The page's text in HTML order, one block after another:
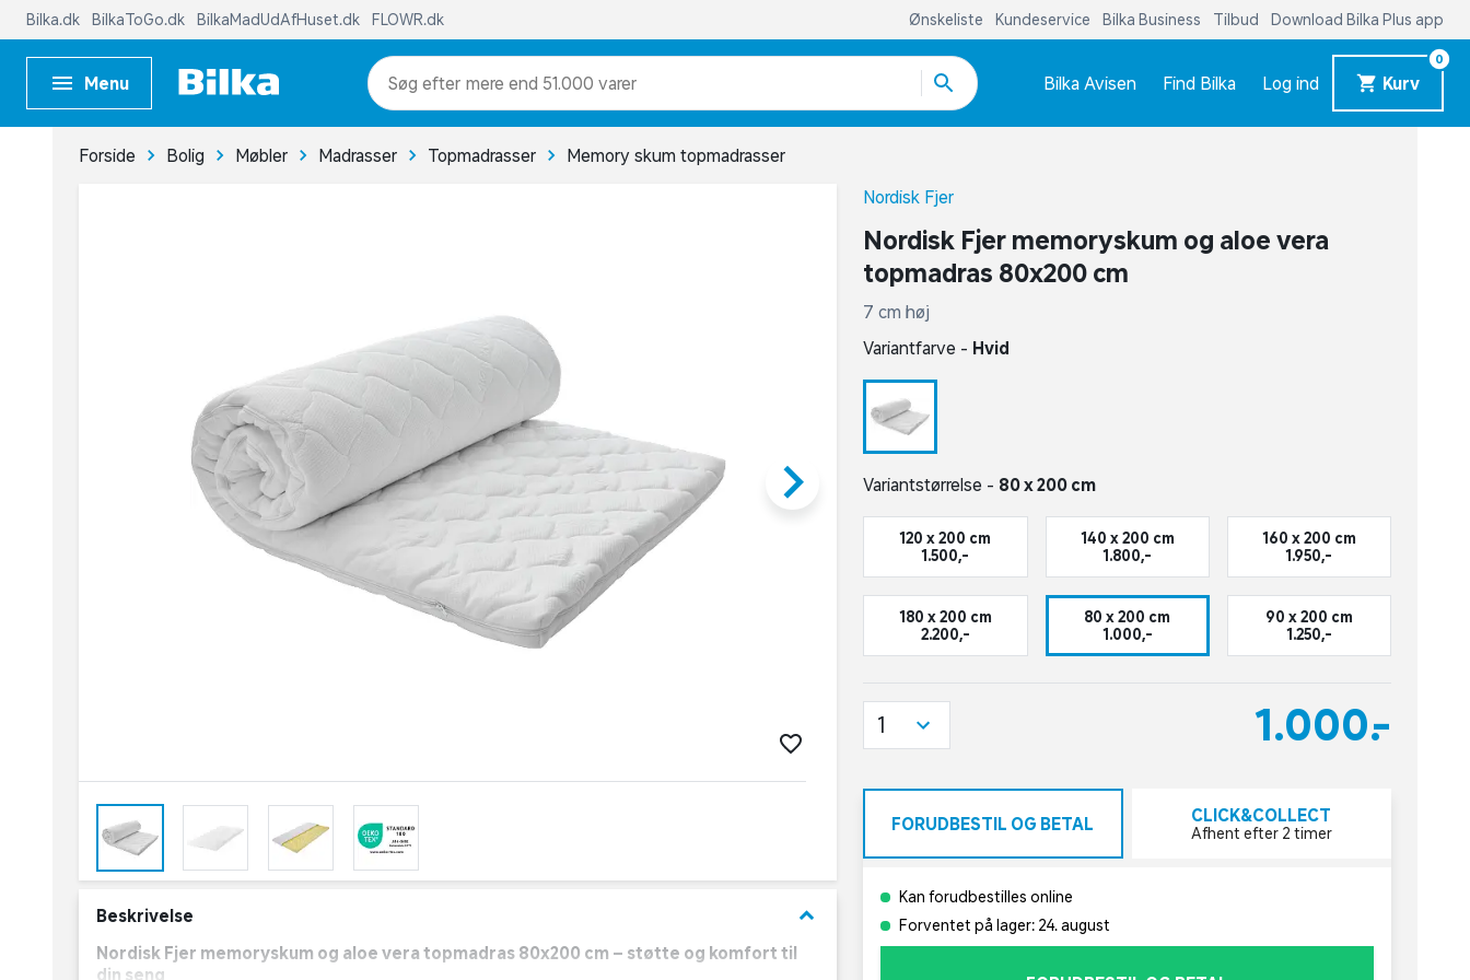
Bilka.dk BilkaToGo.dk BilkaMadUdAfHuset.dk FLOWR.dk Ønskeliste Kundeservice Bilka Business Tilbud Download Bilka Plus app
Menu mere end 51.000 varer Bilka Avisen Find Bilka Log ind Kurv
0
Forside Bolig Møbler Madrasser Topmadrasser Memory skum topmadrasser
keyboard_arrow_right
Beskrivelse keyboard_arrow_down
Nordisk Fjer memoryskum og aloe vera topmadras 80x200 cm – støtte og komfort til
din seng
Nordisk Fjer
Nordisk Fjer memoryskum og aloe vera
topmadras 80x200 cm
7 cm høj
Variantfarve - Hvid
Variantstørrelse - 80 x 200 cm
120 x 200 cm
1.500,-
140 x 200 cm
1.800,-
160 x 200 cm
1.950,-
180 x 200 cm
2.200,-
80 x 200 cm
1.000,-
90 x 200 cm
1.250,-
1.000,-
1
FORUDBESTIL OG BETAL CLICK&COLLECT
Afhent efter 2 timer
Kan forudbestilles online
Forventet på lager: 24. august